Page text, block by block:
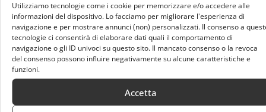
Utilizziamo tecnologie come i cookie per memorizzare e/o accedere alle
informazioni del dispositivo. Lo facciamo per migliorare l'esperienza di
navigazione e per mostrare annunci (non) personalizzati. Il consenso a
tecnologie ci consentirà di elaborare dati quali il comportamento di
navigazione o gli ID univoci su questo sito. Il mancato consenso o la revoca
del consenso possono influire negativamente su alcune caratteristiche e
funzioni.
Accetta